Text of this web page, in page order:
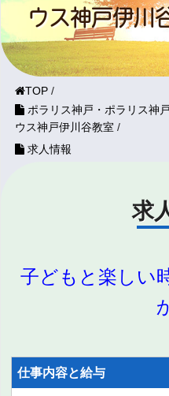
ウス神戸伊
TOP/
ポラリス神戸・ポラリス神
ウス神戸伊川谷教室 /
求人情報
求
子どもと楽しい
仕事内容と給与